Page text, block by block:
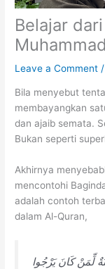
Belajar
Muhammad
Leave a Comment /
Bila menyebut
membayangkan
dan ajaib semata.
Bukan seperti
Akhirnya
mencontohi
adalah contoh
dalam Al-Quran,
لِّمَنْ كَانَ يَرْجُوا